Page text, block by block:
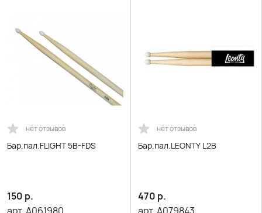
нет отзывов
Бар.пал.FLIGHT 5B-FDS
150 р.
нет отзывов
Бар.пал.LEONTY L2B
470 р.